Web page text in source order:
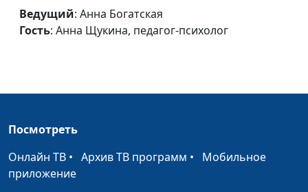
Развитие и воспитание
Анна Богатская,
Дети с задержкой
Анна Богатская,
#681
Дети с РАС: особенности
развития и воспитания
Анна Богатская,
Ведущий: Анна Богатская
Гость: Анна Щукина, педагог-психолог
Посмотреть
Онлайн ТВ • Архив ТВ программ • Мобильное
приложение